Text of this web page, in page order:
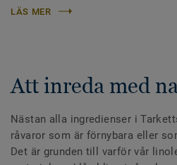
LÄS MER
Att inreda med
Nästan alla ingredienser i
råvaror som är förnybara eller
Det är grunden till varför vår